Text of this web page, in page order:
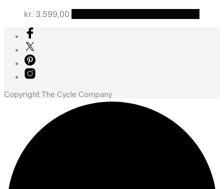
kr. 3.599,00
Copyright The Cycle Company